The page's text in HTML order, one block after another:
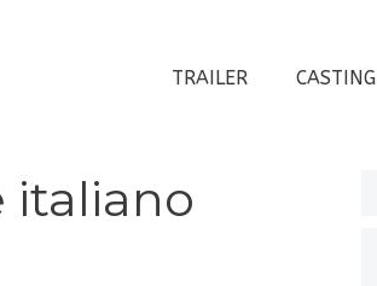
TRAILER CASTING
italiano